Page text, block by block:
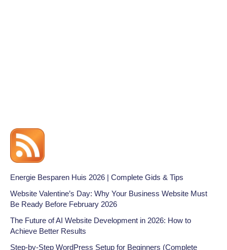
Energie Besparen Huis 2026 | Complete Gids & Tips
Website Valentine’s Day: Why Your Business Website Must
Be Ready Before February 2026
The Future of AI Website Development in 2026: How to
Achieve Better Results
Step-by-Step WordPress Setup for Beginners (Complete